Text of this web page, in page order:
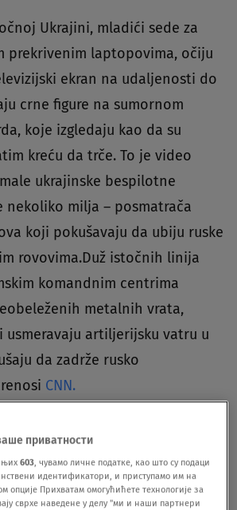
Ukrajini, mladići sede za
prekrivenim laptopovima, očiju
ekran na udaljenosti do
crne figure na sumornom
koje izgledaju kao da su
kreću da trče. To je video
ukrajinske bespilotne
nekoliko milja – posmatrača
koji pokušavaju da ubiju ruske
rovovima.Duž istočnih linija
komandnim centrima
metalnih vrata,
usmeravaju artiljerijsku vatru u
da zadrže rusko
CNN.
приватности
њих603, чувамо личне податке, као што су подаци
идентификатори, и приступамо им на
опције Прихватам омогућићете технологије за
сврхе наведене у делу "ми и наши партнери